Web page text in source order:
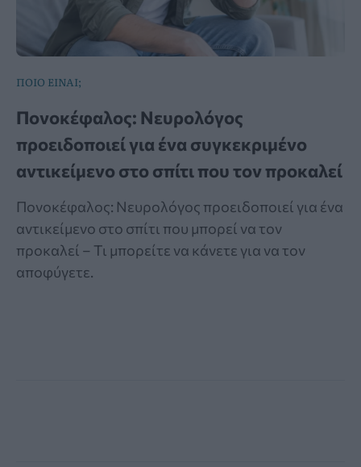
ΠΟΙΟ ΕΙΝΑΙ;
Πονοκέφαλος: Νευρολόγος
προειδοποιεί για ένα συγκεκριμένο
αντικείμενο στο σπίτι που τον προκαλεί
Πονοκέφαλος: Νευρολόγος προειδοποιεί για ένα
αντικείμενο στο σπίτι που μπορεί να τον
προκαλεί – Τι μπορείτε να κάνετε για να τον
αποφύγετε.